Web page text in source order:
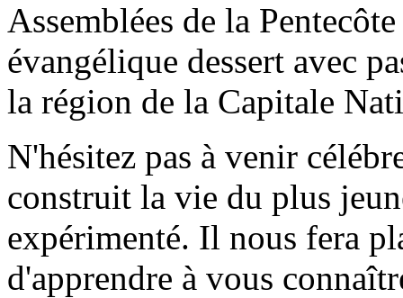
Assemblées de la
évangélique dessert avec
la région de la Capitale
N'hésitez pas à venir
construit la vie du plus
expérimenté. Il nous fera
d'apprendre à vous